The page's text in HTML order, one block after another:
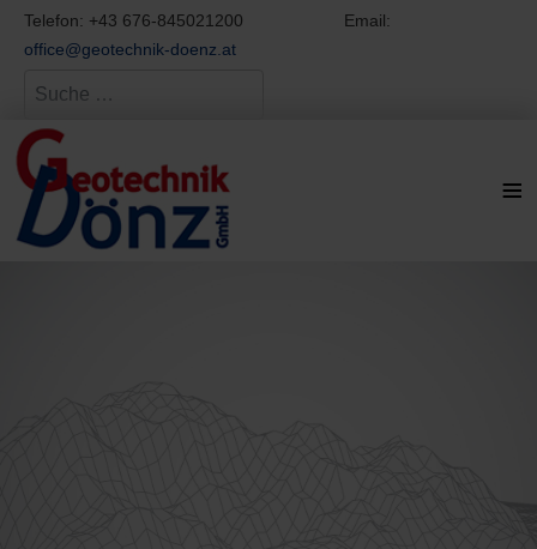
Telefon: +43 676-845021200 Email:
office@geotechnik-doenz.at
Suchen
≡